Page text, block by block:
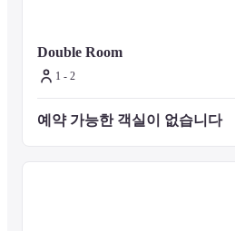
Double Room
1 - 2
예약 가능한 객실이 없습니다